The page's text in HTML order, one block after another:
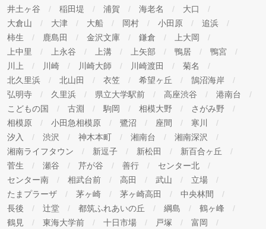
井土ヶ谷 稲田堤 浦賀 海老名
大口
大倉山
大津 大船 岡村 小田原
追浜
柿生
鹿島田 金沢文庫 鎌倉
上大岡
上中里
上永谷 上溝 上矢部 鴨居
鴨宮
川上
川崎 川崎大師 川崎渡田
菊名
北久里浜
北山田 衣笠 希望ヶ丘
鵠沼海岸
弘明寺
久里浜 県立大学駅前 高座渋谷
港南台
こどもの国
古淵 駒岡 相模大野
さがみ野
相模原
小田急相模原 鷺沼 座間
寒川
汐入
渋沢 神木本町 湘南台
湘南深沢
湘南ライフタウン
新逗子 新松田
新百合ヶ丘
菅生
瀬谷 芹が谷 善行
センター北
センター南
相武台前 高田 武山
立場
たまプラーザ
茅ヶ崎 茅ヶ崎高田
中央林間
長後
辻堂 都筑ふれあいの丘 綱島
鶴ヶ峰
鶴見
東海大学前 十日市場 戸塚
富岡